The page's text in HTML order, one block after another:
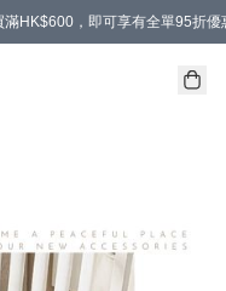
HK$600，即可享有全單95折優
物滿HK$680(折扣後），可享有